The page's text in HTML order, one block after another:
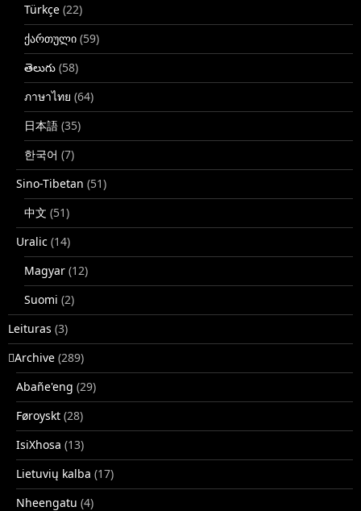
Türkçe (22)
ქართული (59)
తెలుగు (58)
ภาษาไทย (64)
日本語 (35)
한국어 (7)
Sino-Tibetan (51)
中文 (51)
Uralic (14)
Magyar (12)
Suomi (2)
Leituras (3)
􏿽Archive (289)
Abañe'eng (29)
Føroyskt (28)
IsiXhosa (13)
Lietuvių kalba (17)
Nheengatu (4)